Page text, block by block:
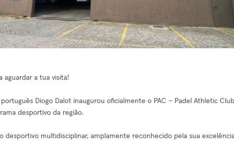
aguardar a tua visita!
Diogo Dalot inaugurou oficialmente o PAC – Padel Athletic
desportivo da região.
desportivo multidisciplinar, amplamente reconhecido pela sua